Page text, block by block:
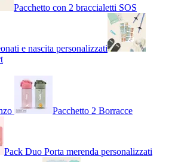
Pacchetto con 2 braccialetti SOS
e nascita personalizzati
Pacchetto 2 Borracce
Pack Duo Porta merenda personalizzati